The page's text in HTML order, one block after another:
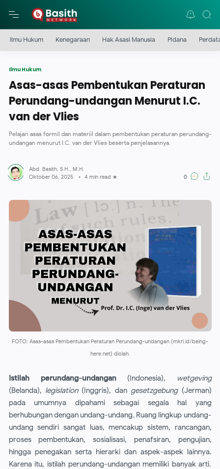
Ilmu Hukum Kenegaraan Hak Asasi Manusia Pidana
Ilmu Hukum
Asas-asas Pembentukan Peraturan
Perundang-undangan Menurut I.C.
van der Vlies
Pelajari asas formil dan materiil dalam pembentukan peraturan perundang-
undangan menurut I.C. van der Vlies beserta penjelasannya.
4 min read
FOTO: Asas-asas Pembentukan Peraturan Perundang-undangan (mkri.id/being-
here.net) diolah.
Istilah perundang-undangan(Indonesia),
wetgeving
(Belanda), legislation(Inggris), dan gesetzgebung(Jerman)
pada umumnya dipahami sebagai segala hal yang
berhubungan dengan undang-undang. Ruang lingkup undang-
undang sendiri sangat luas, mencakup sistem, rancangan,
proses pembentukan, sosialisasi, penafsiran, pengujian,
hingga penegakan serta hierarki dan aspek-aspek lainnya.
Karena itu, istilah perundang-undangan memiliki banyak arti.